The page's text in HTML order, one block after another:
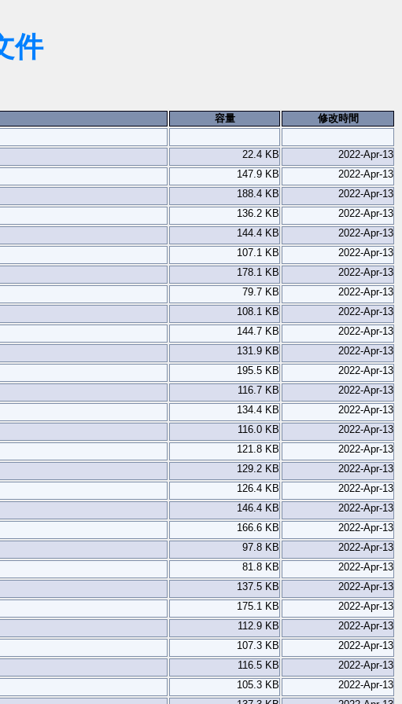
件
容量
修改時間
22.4 KB
2022-Apr-13
147.9 KB
2022-Apr-13
188.4 KB
2022-Apr-13
136.2 KB
2022-Apr-13
144.4 KB
2022-Apr-13
107.1 KB
2022-Apr-13
178.1 KB
2022-Apr-13
79.7 KB
2022-Apr-13
108.1 KB
2022-Apr-13
144.7 KB
2022-Apr-13
131.9 KB
2022-Apr-13
195.5 KB
2022-Apr-13
116.7 KB
2022-Apr-13
134.4 KB
2022-Apr-13
116.0 KB
2022-Apr-13
121.8 KB
2022-Apr-13
129.2 KB
2022-Apr-13
126.4 KB
2022-Apr-13
146.4 KB
2022-Apr-13
166.6 KB
2022-Apr-13
97.8 KB
2022-Apr-13
81.8 KB
2022-Apr-13
137.5 KB
2022-Apr-13
175.1 KB
2022-Apr-13
112.9 KB
2022-Apr-13
107.3 KB
2022-Apr-13
116.5 KB
2022-Apr-13
105.3 KB
2022-Apr-13